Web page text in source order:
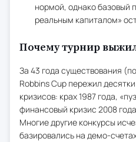
нормой, однако базовый
реальным капиталом»
Почему турнир
За 43 года существования
Robbins Cup пережил
кризисов: крах 1987 года,
финансовый кризис 2008
Многие другие конкурсы
базировались на демо-